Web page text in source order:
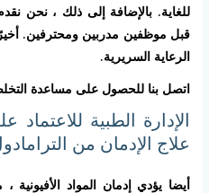
قبل موظفين مدربين ومحترفين.
الرعاية السريرية.
اتصل بنا للحصول على مساعدة
الإدارة الطبية للاعتماد
علاج الإدمان من
أيضا يؤدي إدمان المواد